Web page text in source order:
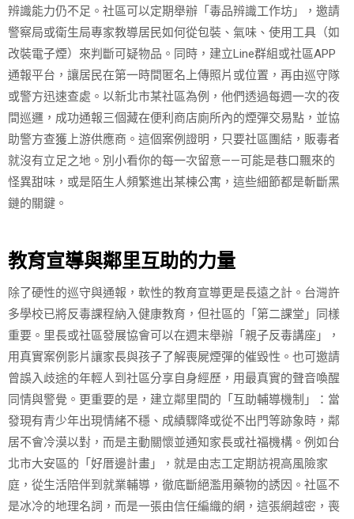
辨識能力仍不足。社區可以定期舉辦「毒品辨識工作坊」，邀請
警察局或衛生局專家教導居民如何從包裝、氣味、使用工具（如
改裝電子煙）來判斷可疑物品。同時，建立Line群組或社區APP
通報平台，讓居民在第一時間匿名上傳照片或位置，再由巡守隊
或警方迅速查處。以新北市某社區為例，他們透過每週一次的夜
間巡邏，成功通報三個藏在便利商店廁所內的煙彈交易點，並協
助警方查獲上游供應商。這個案例證明，只要社區團結，販毒者
就沒有立足之地。別小看你的每一次留意——可能是巷口飄來的
怪異甜味，或是陌生人頻繁進出某棟公寓，這些細節都是斬斷黑
鏈的關鍵。
教育宣導與鄰里互助的力量
除了硬性的巡守與通報，軟性的教育宣導更是長遠之計。台灣許
多學校已將反毒課程納入健康教育，但社區的「第二課堂」同樣
重要。里長或社區發展協會可以在週末舉辦「親子反毒講座」，
用真實案例影片讓家長與孩子了解喪屍煙彈的催毀性。也可邀請
曾誤入歧途的年輕人到社區分享自身經歷，用最真實的聲音喚醒
同情與警覺。更重要的是，建立鄰里間的「互助輔導機制」：當
發現有青少年出現情緒不穩、成績驟降或從不出門等跡象時，鄰
居不會冷漠以對，而是主動關懷並通知家長或社福機構。例如台
北市大安區的「好厝邊計畫」，就是由志工定期訪視高風險家
庭，從生活陪伴到就業輔導，徹底斷絕濫用藥物的誘因。社區不
是冰冷的地理名詞，而是一張由信任編織的網，這張網越密，喪